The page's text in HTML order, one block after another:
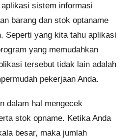
sistem informasi
barang dan stok optaname
Seperti yang kita tahu aplikasi
yang memudahkan
tersebut tidak lain adalah
pekerjaan Anda.
dalam hal mengecek
stok opname. Ketika Anda
besar, maka jumlah